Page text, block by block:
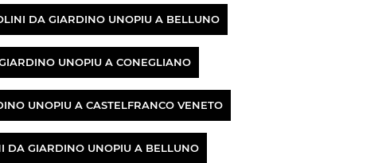
DA GIARDINO UNOPIU A BELLUNO
UNOPIU A CONEGLIANO
UNOPIU A CASTELFRANCO VENETO
DA GIARDINO UNOPIU A BELLUNO